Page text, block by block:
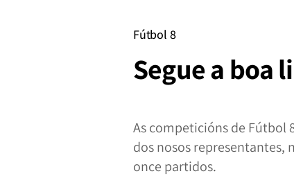
Fútbol 8
Segue a boa
As competicións de Fútbol
dos nosos representantes,
once partidos.